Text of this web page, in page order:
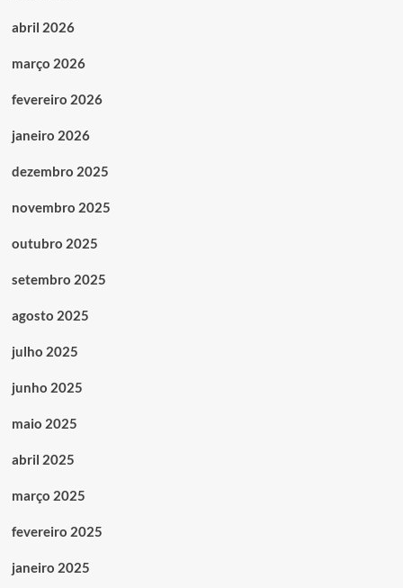
abril 2026
março 2026
fevereiro 2026
janeiro 2026
dezembro 2025
novembro 2025
outubro 2025
setembro 2025
agosto 2025
julho 2025
junho 2025
maio 2025
abril 2025
março 2025
fevereiro 2025
janeiro 2025